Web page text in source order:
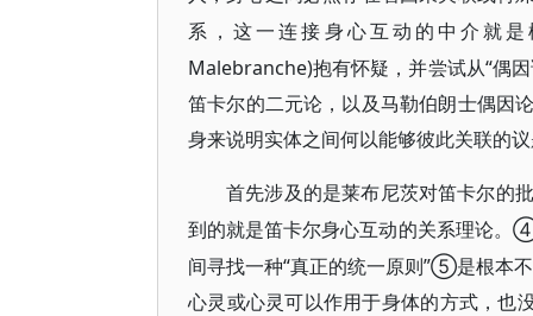
系，这一连接身心互动的中介就
Malebranche)抱有怀疑，并尝试从“偶
笛卡尔的二元论，以及马勒伯朗士偶因
身来说明实体之间何以能够彼此关联的
首先涉及的是莱布尼茨对笛卡尔的
到的就是笛卡尔身心互动的关系理论。 ④
间寻找一种“真正的统一原则”⑤是根本
心灵或心灵可以作用于身体的方式，